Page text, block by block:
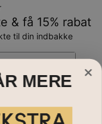
& få 15% rabat
til din indbakke
MERE